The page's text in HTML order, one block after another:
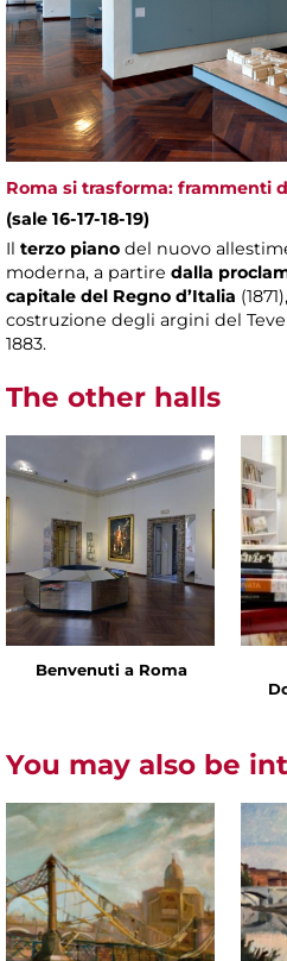
Roma si trasforma: frammenti
(sale 16-17-18-19)
Il terzo piano del nuovo
moderna, a partire dalla
capitale del Regno d’Italia
costruzione degli argini del
1883.
The other halls
Benvenuti a Roma
You may also be